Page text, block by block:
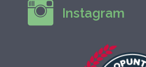
Instagram